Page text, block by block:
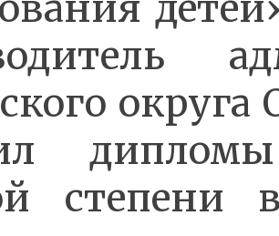
округа
степени